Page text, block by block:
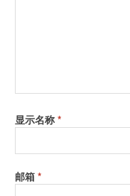
显示名称*
邮箱*